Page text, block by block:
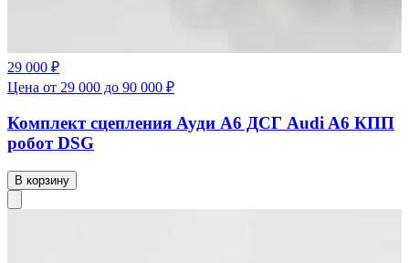
29 000 ₽
Цена от 29 000 до 90 000 ₽
Комплект сцепления Ауди А6 ДСГ Audi A6 КПП
робот DSG
В корзину